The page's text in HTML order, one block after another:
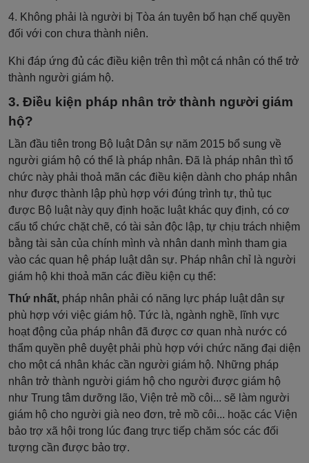
4. Không phải là người bị Tòa án tuyên bố hạn chế quyền
đối với con chưa thành niên.
Khi đáp ứng đủ các điều kiện trên thì một cá nhân có thể trở
thành người giám hộ.
3. Điều kiện pháp nhân trở thành người giám
hộ?
Lần đầu tiên trong Bộ luật Dân sự năm 2015 bổ sung về
người giám hộ có thể là pháp nhân. Đã là pháp nhân thì tổ
chức này phải thoả mãn các điều kiện dành cho pháp nhân
như được thành lập phù hợp với đúng trình tự, thủ tục
được Bộ luật này quy định hoặc luật khác quy định, có cơ
cấu tổ chức chặt chẽ, có tài sản độc lập, tự chịu trách nhiệm
bằng tài sản của chính mình và nhân danh mình tham gia
vào các quan hệ pháp luật dân sự. Pháp nhân chỉ là người
giám hộ khi thoả mãn các điều kiện cụ thể:
Thứ nhất, pháp nhân phải có năng lực pháp luật dân sự
phù hợp với việc giám hộ. Tức là, ngành nghề, lĩnh vực
hoạt động của pháp nhân đã được cơ quan nhà nước có
thẩm quyền phê duyệt phải phù hợp với chức năng đại diện
cho một cá nhân khác cần người giám hộ. Những pháp
nhân trở thành người giám hộ cho người được giám hộ
như Trung tâm dưỡng lão, Viện trẻ mồ côi... sẽ làm người
giám hộ cho người già neo đơn, trẻ mồ côi... hoặc các Viện
bảo trợ xã hội trong lúc đang trực tiếp chăm sóc các đối
tượng cần được bảo trợ.